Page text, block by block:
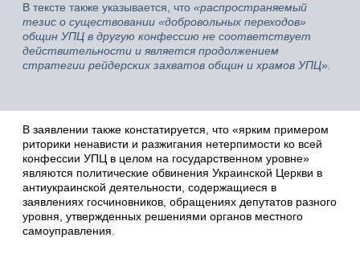
В тексте также указывается, что «распространяемый
тезис о существовании «добровольных переходов»
общин УПЦ в другую конфессию не соответствует
действительности и является продолжением
стратегии рейдерских захватов общин и храмов УПЦ».
В заявлении также констатируется, что «ярким примером
риторики ненависти и разжигания нетерпимости ко всей
конфессии УПЦ в целом на государственном уровне»
являются политические обвинения Украинской Церкви в
антиукраинской деятельности, содержащиеся в
заявлениях госчиновников, обращениях депутатов разного
уровня, утвержденных решениями органов местного
самоуправления.